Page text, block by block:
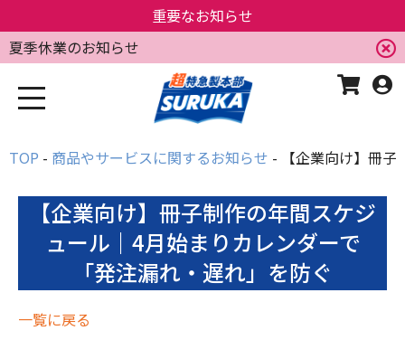
重要なお知らせ
夏季休業のお知らせ
TOP 商品やサービスに関するお知らせ 【企業向け】冊
【企業向け】冊子制作の年間スケジ
ュール｜4月始まりカレンダーで
「発注漏れ・遅れ」を防ぐ
一覧に戻る